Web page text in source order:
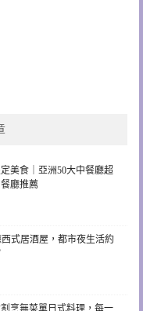
美食｜亞洲50大中餐廳超
廳推薦
式居酒屋，都市夜生活約